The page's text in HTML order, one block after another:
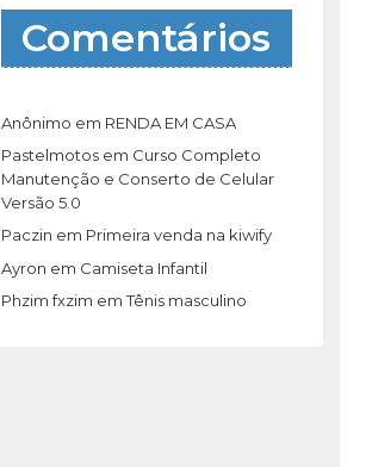
Comentários
Anônimo em RENDA EM CASA
Pastelmotosem Curso Completo
Manutenção e Conserto de Celular
Versão 5.0
Paczin em Primeira venda na kiwify
Ayron em Camiseta Infantil
Phzim fxzim emTênis masculino